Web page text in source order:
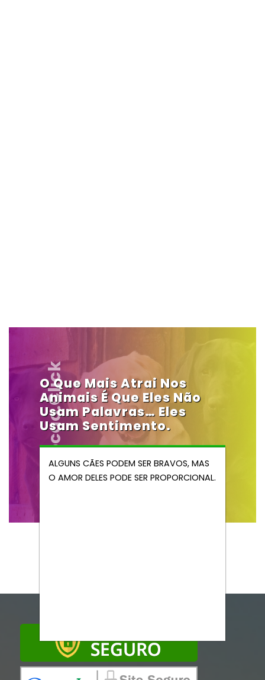
Vendocao.click
O Que Mais Atrai Nos
Animais É Que Eles Não
Usam Palavras… Eles
Usam Sentimento.
ALGUNS CÃES PODEM SER BRAVOS, MAS
O AMOR DELES PODE SER PROPORCIONAL.